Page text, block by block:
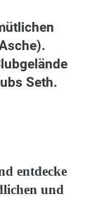
Seth.
entdecke
und